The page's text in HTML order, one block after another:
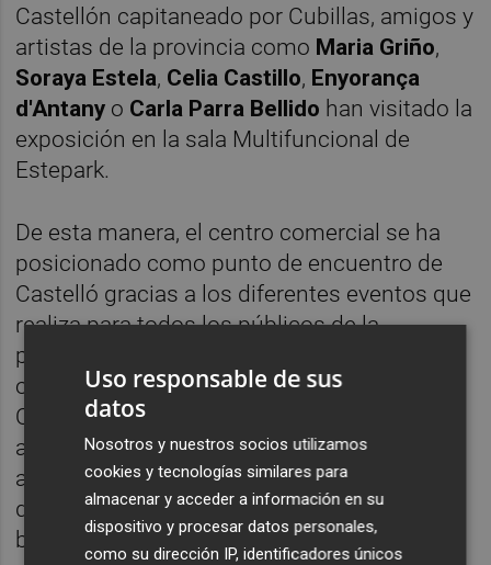
Castellón capitaneado por Cubillas, amigos y
artistas de la provincia como Maria Griño,
Soraya Estela, Celia Castillo, Enyorança
d'Antany o Carla Parra Bellido han visitado la
exposición en la sala Multifuncional de
Estepark.
De esta manera, el centro comercial se ha
posicionado como punto de encuentro de
Castelló gracias a los diferentes eventos que
realiza para todos los públicos de la
provincia. Los eventos junto con la oferta de
ocio de locales como KIDOM, The Jumper,
OCINE Premiun o Keasy Fit, logran convertir
a Estepark en una de las principales
alternativas de ocio en la provincia. Además
de la oferta comercial, de restauración y
belleza que lo conforman.
Uso responsable de sus
datos
Nosotros y nuestros socios utilizamos
cookies y tecnologías similares para
almacenar y acceder a información en su
dispositivo y procesar datos personales,
como su dirección IP, identificadores únicos